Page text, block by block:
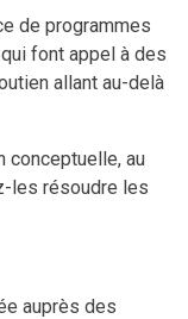
de programmes
font appel à des
allant au-delà
conceptuelle, au
les résoudre les
auprès des